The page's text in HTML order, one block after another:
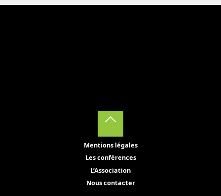
Mentions légales
Les conférences
L’Association
Nous contacter
Back
to
Top